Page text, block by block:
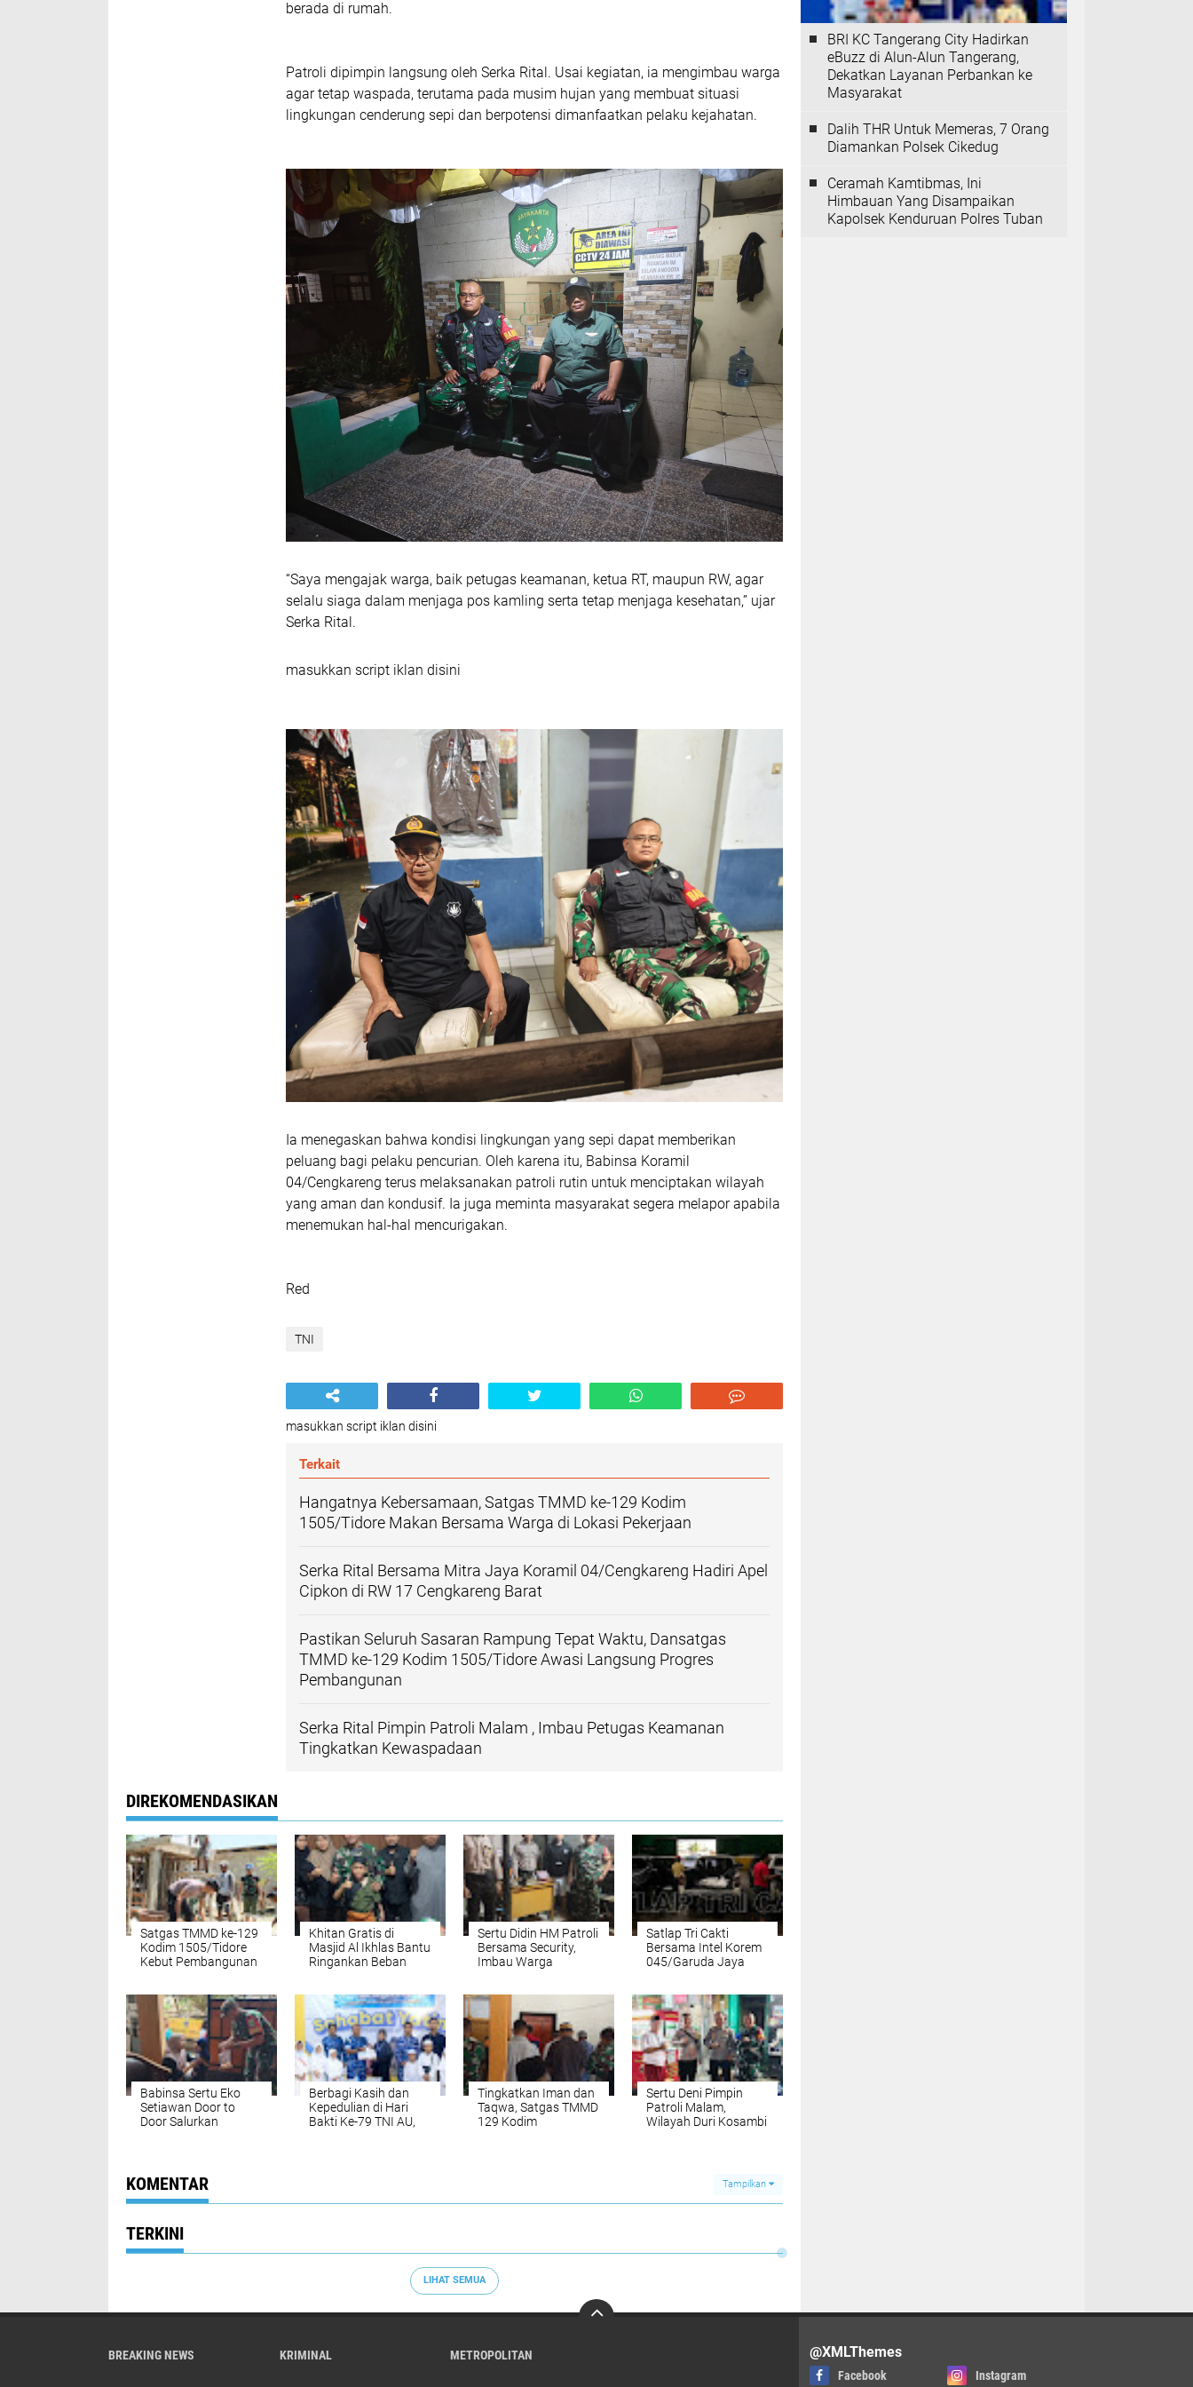
berada di rumah.
Patroli dipimpin langsung oleh Serka Rital. Usai kegiatan, ia mengimbau warga
agar tetap waspada, terutama pada musim hujan yang membuat situasi
lingkungan cenderung sepi dan berpotensi dimanfaatkan pelaku kejahatan.
“Saya mengajak warga, baik petugas keamanan, ketua RT, maupun RW, agar
selalu siaga dalam menjaga pos kamling serta tetap menjaga kesehatan,” ujar
Serka Rital.
masukkan script iklan disini
Ia menegaskan bahwa kondisi lingkungan yang sepi dapat memberikan
peluang bagi pelaku pencurian. Oleh karena itu, Babinsa Koramil
04/Cengkareng terus melaksanakan patroli rutin untuk menciptakan wilayah
yang aman dan kondusif. Ia juga meminta masyarakat segera melapor apabila
menemukan hal-hal mencurigakan.
Red
TNI
masukkan script iklan disini
Terkait
Hangatnya Kebersamaan, Satgas TMMD ke-129 Kodim
1505/Tidore Makan Bersama Warga di Lokasi Pekerjaan
Serka Rital Bersama Mitra Jaya Koramil 04/Cengkareng Hadiri Apel
Cipkon di RW 17 Cengkareng Barat
Pastikan Seluruh Sasaran Rampung Tepat Waktu, Dansatgas
TMMD ke-129 Kodim 1505/Tidore Awasi Langsung Progres
Pembangunan
Serka Rital Pimpin Patroli Malam , Imbau Petugas Keamanan
Tingkatkan Kewaspadaan
DIREKOMENDASIKAN
Satgas TMMD ke-129
Kodim 1505/Tidore
Kebut Pembangunan
Bersih
Khitan Gratis di
Masjid Al Ikhlas Bantu
Ringankan Beban
Sertu Didin HM Patroli
Bersama Security,
Imbau Warga
Satlap Tri Cakti
Bersama Intel Korem
045/Garuda Jaya
Penyelundupan Bijih
Timah Ilegal dan
Menyelamatkan
Potensi Kerugian
Negara Sebesar Rp6,7
Miliar
Babinsa Sertu Eko
Setiawan Door to
Door Salurkan
Berbagi Kasih dan
Kepedulian di Hari
Bakti Ke-79 TNI AU,
Tingkatkan Iman dan
Taqwa, Satgas TMMD
129 Kodim
Sertu Deni Pimpin
Patroli Malam,
Wilayah Duri Kosambi
KOMENTAR Tampilkan
TERKINI
LIHAT SEMUA
BRI KC Tangerang City Hadirkan
eBuzz di Alun-Alun Tangerang,
Dekatkan Layanan Perbankan ke
Masyarakat
Dalih THR Untuk Memeras, 7 Orang
Diamankan Polsek Cikedug
Ceramah Kamtibmas, Ini
Himbauan Yang Disampaikan
Kapolsek Kenduruan Polres Tuban
BREAKING NEWS KRIMINAL METROPOLITAN @XMLThemes
Facebook Instagram